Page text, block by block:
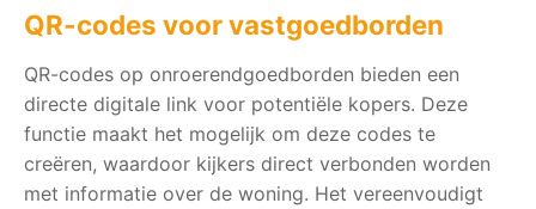
QR-codes voor vastgoedborden
QR-codes op onroerendgoedborden bieden een
directe digitale link voor potentiële kopers. Deze
functie maakt het mogelijk om deze codes te
creëren, waardoor kijkers direct verbonden worden
met informatie over de woning. Het vereenvoudigt